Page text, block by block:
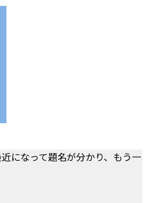
になって題名が分かり、もう一